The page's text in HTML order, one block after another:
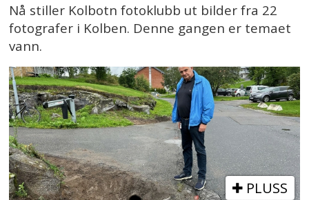
Nå stiller Kolbotn fotoklubb ut bilder fra 22
fotografer i Kolben. Denne gangen er temaet
vann.
PLUSS